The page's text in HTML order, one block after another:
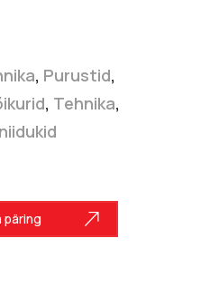
, Purustid,
, Tehnika,
päring